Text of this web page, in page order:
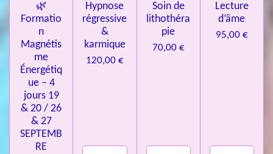
🌿
Formatio
n
Magnétis
me
Énergétiq
ue – 4
jours 19
& 20 / 26
& 27
SEPTEMB
RE
Hypnose
régressive
&
karmique
120,00 €
Soin de
lithothéra
pie
70,00 €
Lecture
d’âme
95,00 €